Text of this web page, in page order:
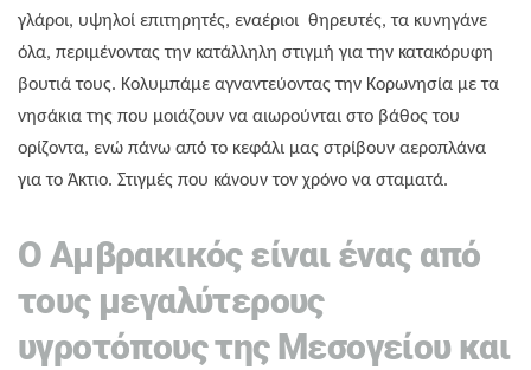
γλάροι, υψηλοί επιτηρητές, εναέριοι θηρευτές, τα κυνηγάνε
όλα, περιμένοντας την κατάλληλη στιγμή για την κατακόρυφη
βουτιά τους. Κολυμπάμε αγναντεύοντας την Κορωνησία με τα
νησάκια της που μοιάζουν να αιωρούνται στο βάθος του
ορίζοντα, ενώ πάνω από το κεφάλι μας στρίβουν αεροπλάνα
για το Άκτιο. Στιγμές που κάνουν τον χρόνο να σταματά.
Ο Αμβρακικός είναι ένας από
τους μεγαλύτερους
υγροτόπους της Μεσογείου και